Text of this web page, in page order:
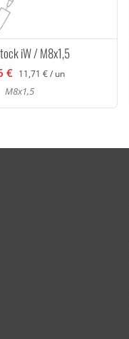
iW / M8x1,5
€ 11,71 € / un
M8x1,5